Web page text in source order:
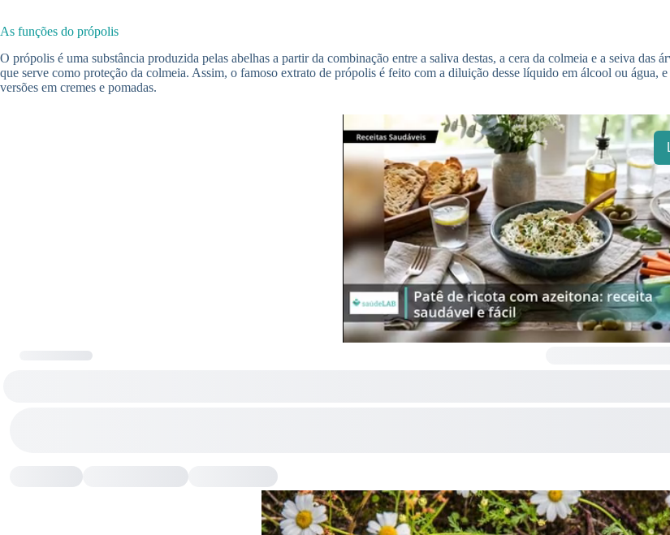
As funções do própolis
O própolis é uma substância produzida pelas abelhas a partir da combinação entre a saliva destas, a cera da colmeia e a seiva
que serve como proteção da colmeia. Assim, o famoso extrato de própolis é feito com a diluição desse líquido em álcool ou água,
versões em cremes e pomadas.